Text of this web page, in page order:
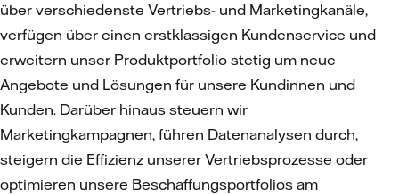
über verschiedenste Vertriebs- und Marketingkanäle,
verfügen über einen erstklassigen Kundenservice und
erweitern unser Produktportfolio stetig um neue
Angebote und Lösungen für unsere Kundinnen und
Kunden. Darüber hinaus steuern wir
Marketingkampagnen, führen Datenanalysen durch,
steigern die Effizienz unserer Vertriebsprozesse oder
optimieren unsere Beschaffungsportfolios am